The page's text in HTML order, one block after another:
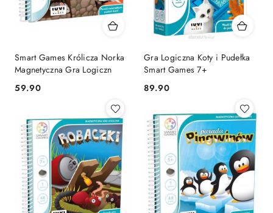
Smart Games Królicza Norka
Magnetyczna Gra Logiczn
Cena:
59.90
Gra Logiczna Koty i Pudełka
Smart Games 7+
Cena:
89.90